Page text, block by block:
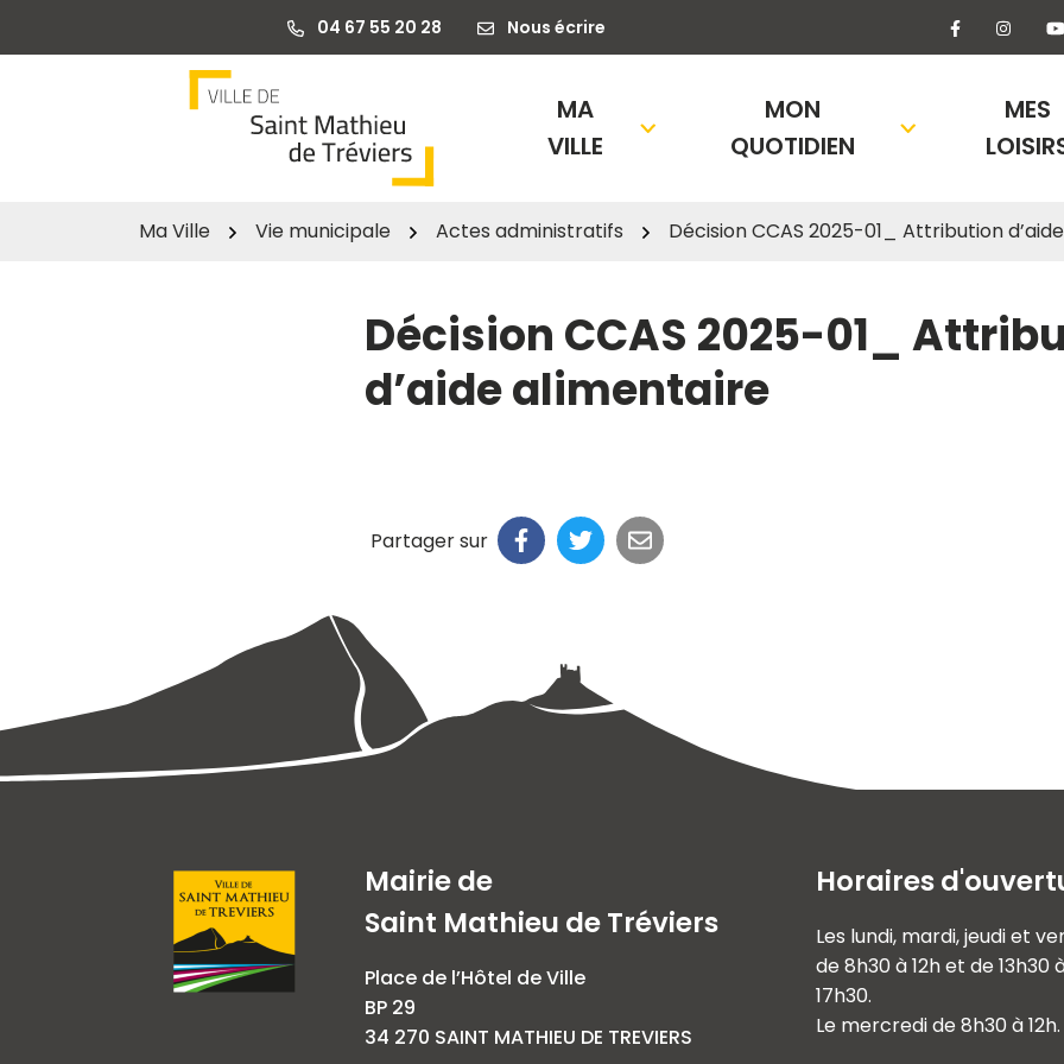
04 67 55 20 28 Nous écrire Lien vers le
Lien
MA
VILLE
MON
QUOTIDIEN
MES
Ma Ville Vie municipale Actes administratifs Décision CCAS 2025-01_ Attribution
Décision CCAS 2025-01_
d’aide alimentaire
Partager sur
Mairie de
Saint Mathieu de Tréviers
Place de l’Hôtel de Ville
BP 29
34 270 SAINT MATHIEU DE TREVIERS
Horaires
Les lundi, mardi, jeudi et
de 8h30 à 12h et de 13h30
17h30.
Le mercredi de 8h30 à 12h.